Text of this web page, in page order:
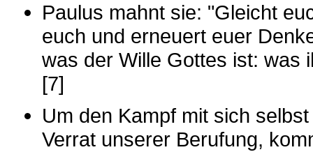
Paulus mahnt sie: "Gleicht
euch und erneuert euer
was der Wille Gottes ist: was
[7]
Um den Kampf mit sich
Verrat unserer Berufung,